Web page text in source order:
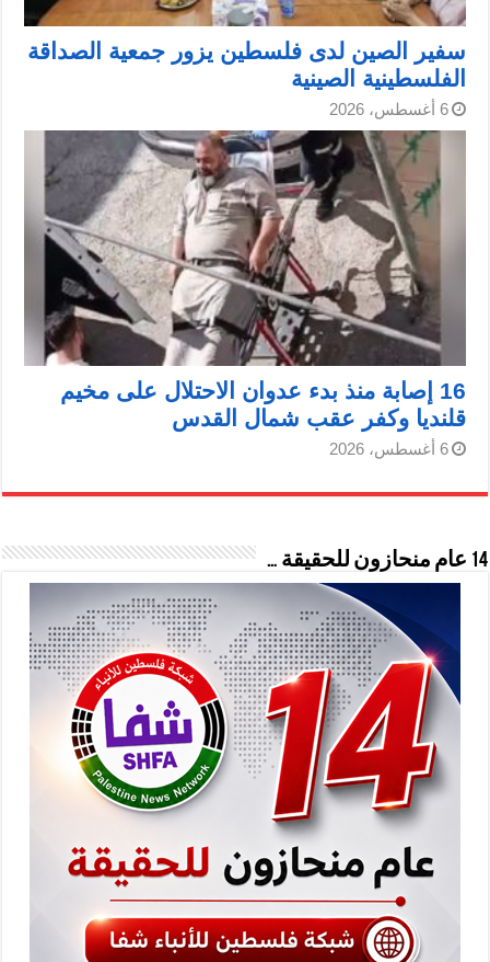
سفير الصين لدى فلسطين يزور جمعية الصداقة
الفلسطينية الصينية
6 أغسطس، 2026
16 إصابة منذ بدء عدوان الاحتلال على مخيم
قلنديا وكفر عقب شمال القدس
6 أغسطس، 2026
14 عام منحازون للحقيقة …